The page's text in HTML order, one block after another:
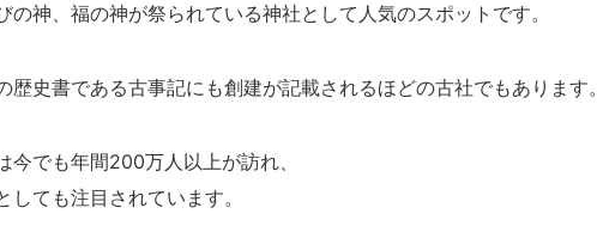
の神、福の神が祭られている神社として人気のスポットです。
歴史書である古事記にも創建が記載されるほどの古社でもあります。
今でも年間200万人以上が訪れ、
しても注目されています。